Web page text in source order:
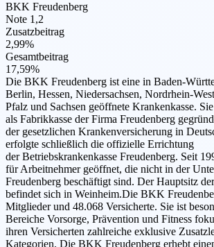
BKK Freudenberg
Note 1,2
Zusatzbeitrag
2,99%
Gesamtbeitrag
17,59%
Die BKK Freudenberg ist eine in Baden-
Berlin, Hessen, Niedersachsen, Nordrhein-
Pfalz und Sachsen geöffnete Krankenkasse.
als Fabrikkasse der Firma Freudenberg
der gesetzlichen Krankenversicherung in
erfolgte schließlich die offizielle Errichtung
der Betriebskrankenkasse Freudenberg. Seit
für Arbeitnehmer geöffnet, die nicht in der
Freudenberg beschäftigt sind. Der Hauptsitz
befindet sich in Weinheim.Die BKK
Mitglieder und 48.068 Versicherte. Sie ist
Bereiche Vorsorge, Prävention und Fitness
ihren Versicherten zahlreiche exklusive
Kategorien. Die BKK Freudenberg erhebt